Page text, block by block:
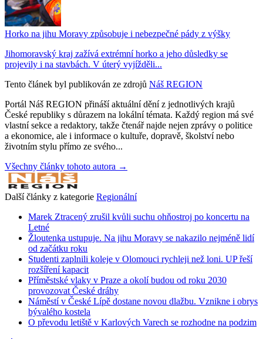
Horko na jihu Moravy způsobuje i nebezpečné pády z výšky
Jihomoravský kraj zažívá extrémní horko a jeho důsledky se
projevily i na stavbách. V úterý vyjížděli...
Tento článek byl publikován ze zdrojů Náš REGION
Portál Náš REGION přináší aktuální dění z jednotlivých krajů
České republiky s důrazem na lokální témata. Každý region má své
vlastní sekce a redaktory, takže čtenář najde nejen zprávy o politice
a ekonomice, ale i informace o kultuře, dopravě, školství nebo
životním stylu přímo ze svého...
Všechny články tohoto autora →
Další články z kategorie Regionální
Marek Ztracený zrušil kvůli suchu ohňostroj po koncertu na
Letné
Žloutenka ustupuje. Na jihu Moravy se nakazilo nejméně lidí
od začátku roku
Studenti zaplnili koleje v Olomouci rychleji než loni. UP řeší
rozšíření kapacit
Příměstské vlaky v Praze a okolí budou od roku 2030
provozovat České dráhy
Náměstí v České Lípě dostane novou dlažbu. Vznikne i obrys
bývalého kostela
O převodu letiště v Karlových Varech se rozhodne na podzim